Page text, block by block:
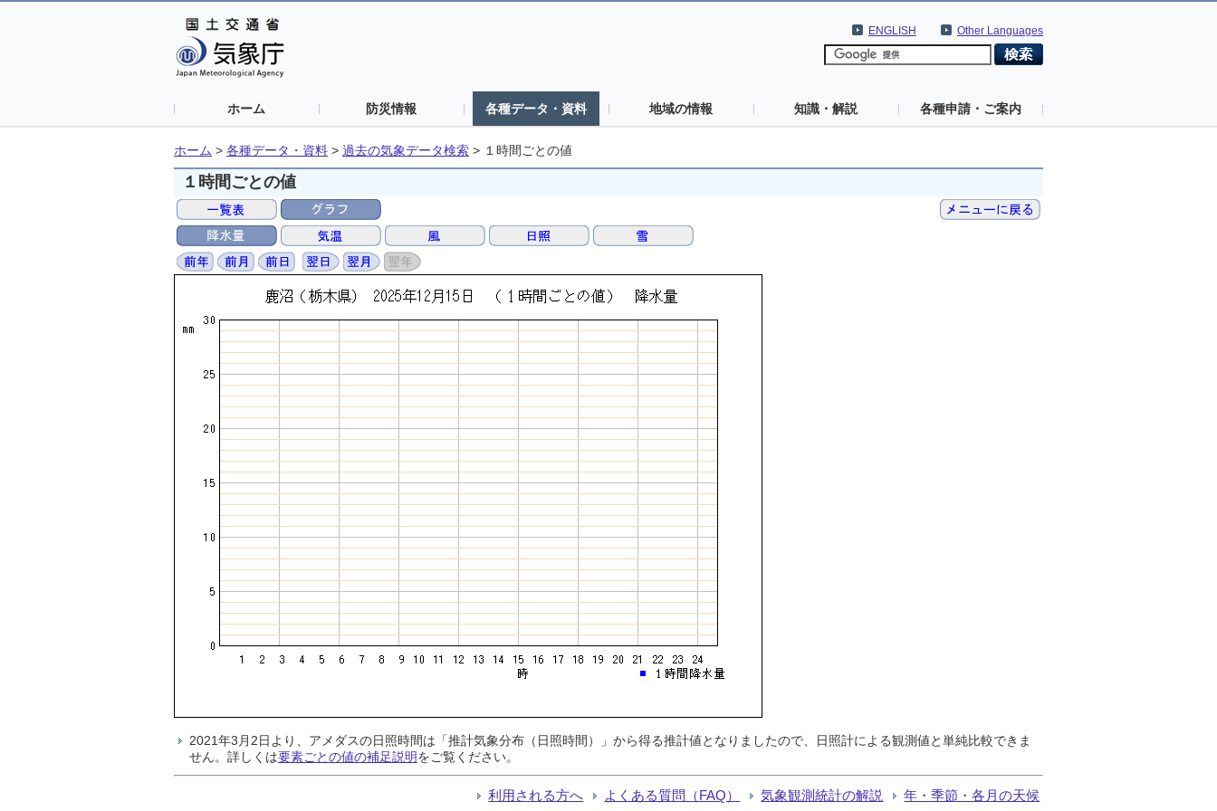
Other Languages
ENGLISH
ホーム 防災情報 各種データ・資料 地域の情報 知識・解説 各種申請・ご案内
ホーム > 各種データ・資料 > 過去の気象データ検索 > １時間ごとの値
１時間ごとの値
2021年3月2日より、アメダスの日照時間は「推計気象分布（日照時間）」から得る推計値となりましたので、日照計による観測値と単純比較できま
せん。詳しくは要素ごとの値の補足説明をご覧ください。
利用される方へ よくある質問（FAQ） 気象観測統計の解説 年・季節・各月の天候